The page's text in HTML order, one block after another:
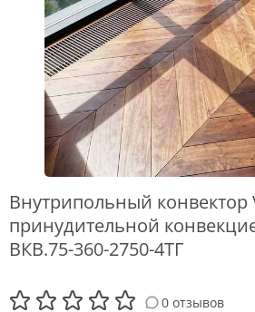
Внутрипольный конвектор
принудительной
ВКВ.75-360-2750-4ТГ
0 отзывов